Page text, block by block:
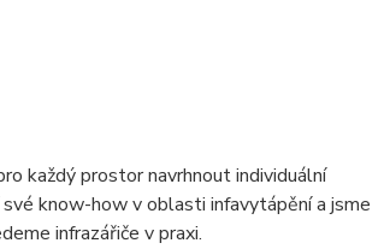
každý prostor navrhnout individuální
know-how v oblasti infavytápění a jsme
infrazářiče v praxi.